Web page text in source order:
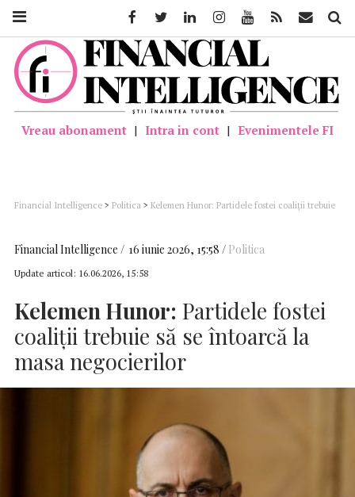
Vreau abonament | Intra in cont | Evenimentele FI
Financial Intelligence > Politica > Kelemen Hunor: Partidele fostei coaliţii trebuie
Financial Intelligence 16 iunie 2026, 15:58 Politica
Update articol: 16.06.2026, 15:58
Kelemen Hunor: Partidele fostei
coaliţii trebuie să se întoarcă la
masa negocierilor
FacebookTwitter LinkedinInstagramYoutube Feed Mail